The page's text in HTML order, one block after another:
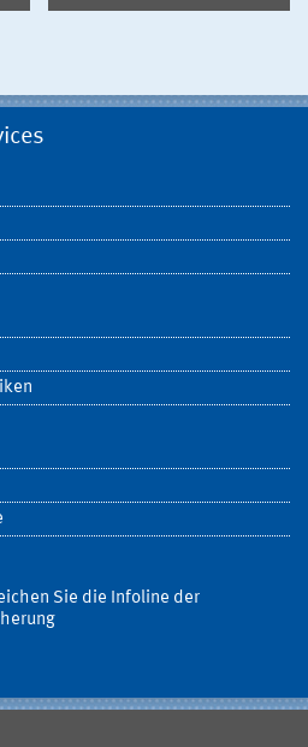
Sie die Infoline der